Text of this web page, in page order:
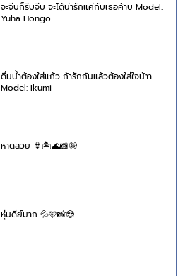
จะจีบก็รีบจีบ จะได้น่ารักแค่กับเธอค้าบ Model:
Yuha Hongo
ดื่มน้ำต้องใส่แก้ว ถ้ารักกันแล้วต้องใส่ใจน้าา
Model: Ikumi
หาดสวย 👙🏝🌊📸🤪
หุ่นดีย์มาก 💦🩵📸😍